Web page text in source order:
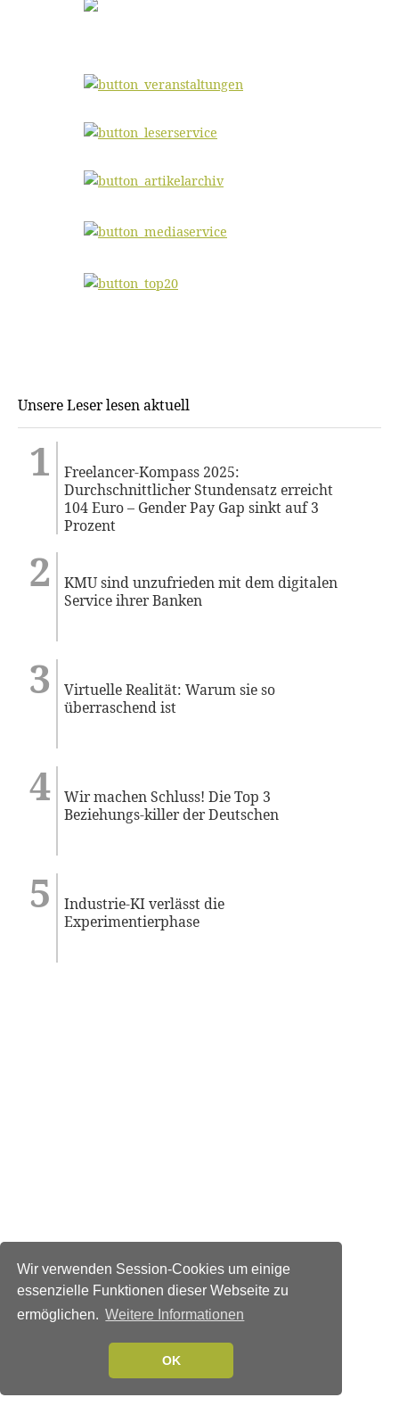
Wir verwenden Session-Cookies um einige
essenzielle Funktionen dieser Webseite zu
ermöglichen. Weitere Informationen
OK
Unsere Leser lesen aktuell
Freelancer-Kompass 2025:
Durchschnittlicher Stundensatz erreicht
104 Euro – Gender Pay Gap sinkt auf 3
Prozent
KMU sind unzufrieden mit dem digitalen
Service ihrer Banken
Virtuelle Realität: Warum sie so
überraschend ist
Wir machen Schluss! Die Top 3
Beziehungs-killer der Deutschen
Industrie-KI verlässt die
Experimentierphase